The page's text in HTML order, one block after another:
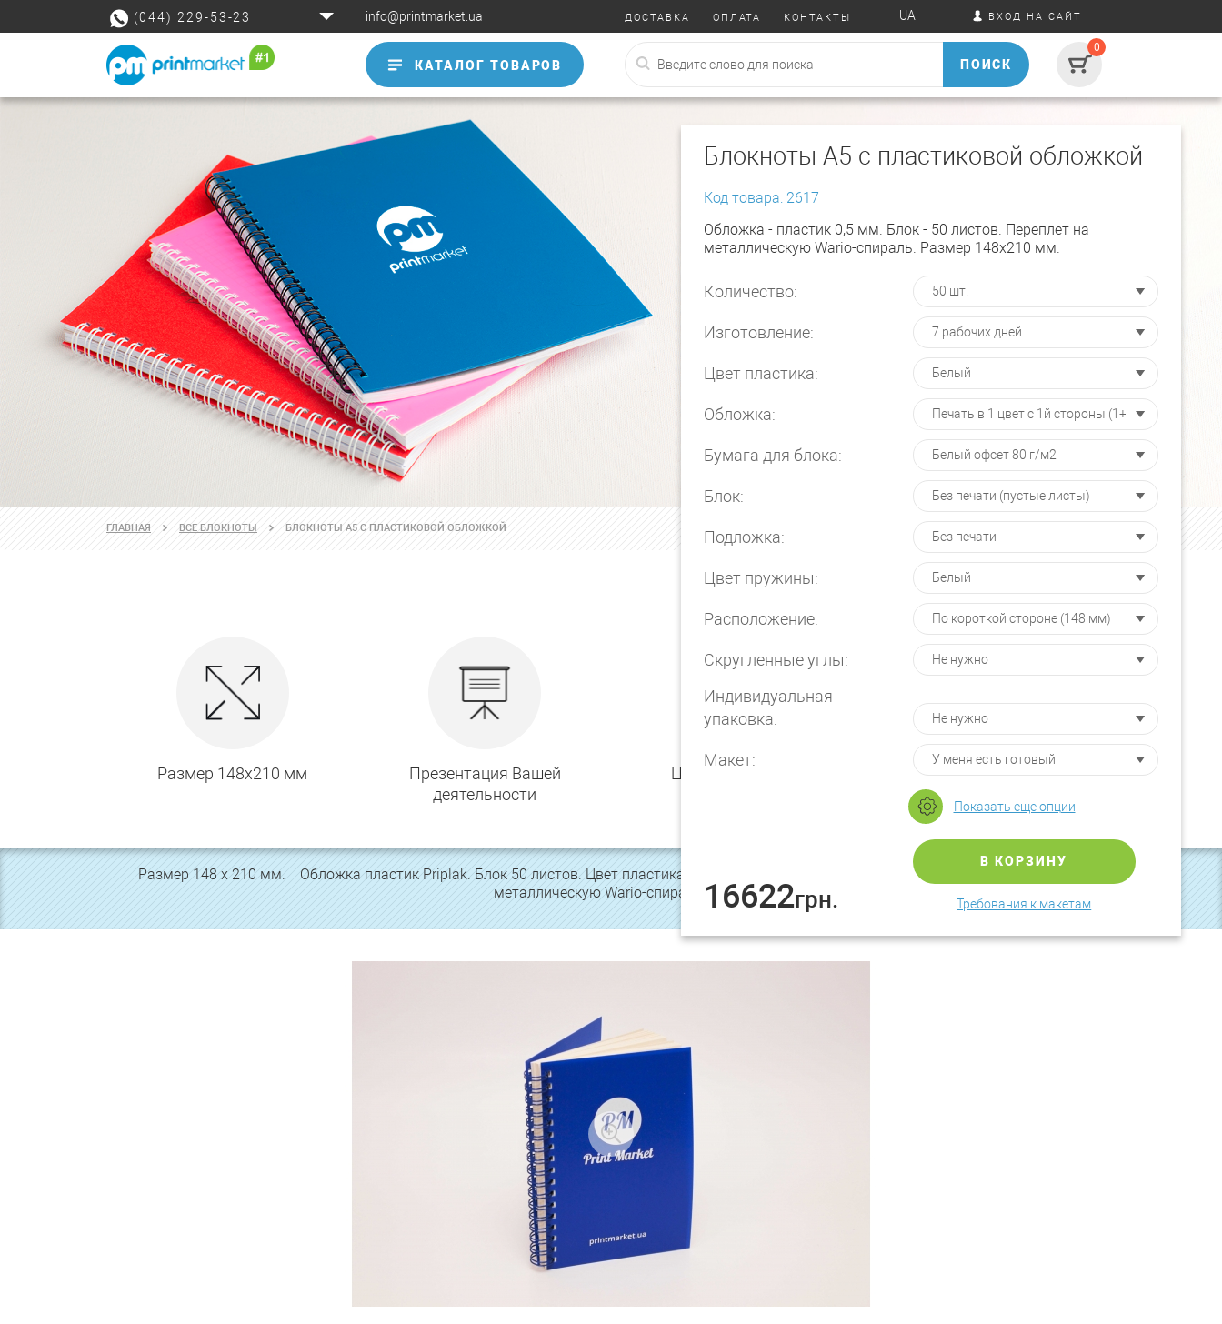
(044) 229-53-23 info@printmarket.ua ДОСТАВКА ОПЛАТА КОНТАКТЫ UA ВХОД НА САЙТ
КАТАЛОГ ТОВАРОВ ПОИСК
0
Блокноты А5 с пластиковой обложкой
Код товара: 2617
Обложка - пластик 0,5 мм. Блок - 50 листов. Переплет на
металлическую Wario-спираль. Размер 148х210 мм.
Количество:
Изготовление:
Цвет пластика:
Обложка:
Бумага для блока:
Блок:
Подложка:
Цвет пружины:
Расположение:
Скругленные углы:
Индивидуальная
упаковка:
Макет:
Показать еще опции
16622грн.
В КОРЗИНУ
Требования к макетам
ГЛАВНАЯ ВСЕ БЛОКНОТЫ БЛОКНОТЫ А5 С ПЛАСТИКОВОЙ ОБЛОЖКОЙ
Размер 148х210 мм
Презентация Вашей
деятельности
Цвет пластика на
Доставка по Киеву
Размер 148 х 210 мм. Обложка пластик Priplak. Блок 50 листов. Цвет пластика на выбор. Упаковка в крафт-бумагу/коробки. Переплет на
металлическую Wario-спираль.